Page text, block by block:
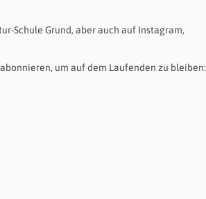
Schule Grund, aber auch auf Instagram,
um auf dem Laufenden zu bleiben: